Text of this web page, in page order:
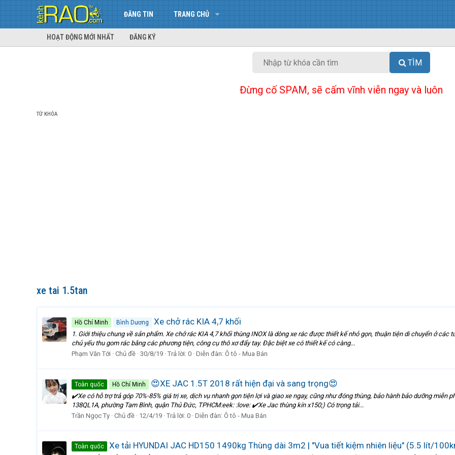
ĐĂNG TIN TRANG CHỦ
HOẠT ĐỘNG MỚI NHẤT ĐĂNG KÝ
TÌM
Đừng cố SPAM, sẽ cấm vĩnh viễn ngay và luôn
TỪ KHÓA
xe tai 1.5tan
Hồ Chí Minh Bình Dương Xe chở rác KIA 4,7 khối
1. Giới thiệu chung về sản phẩm. Xe chở rác KIA 4,7 khối thùng INOX là dòng xe rác được thiết kế nhỏ gọn, thuận tiện di chuyển ở
chủ yếu thu gom rác bằng các phương tiện, công cụ thô xơ đẩy tay. Đặc biệt xe có thiết kế có càng...
Phạm Văn Tới
Chủ đề 30/8/19 Trả lời: 0 Diễn đàn: Ô tô - Mua Bán
Toàn quốc Hồ Chí Minh 😍XE JAC 1.5T 2018 rất hiện đại và sang trọng😍
✔️Xe có hỗ trợ trả góp 70%-85% giá trị xe, dịch vụ nhanh gọn tiện lợi và giao xe ngay, cũng như đóng thùng, bảo hành bảo dưỡng
138QL1A, phường Tam Bình, quận Thủ Đức, TPHCM:eek: :love: ✔️Xe Jac thùng kín x150;) Có trọng tải...
Trần Ngọc Ty Chủ đề 12/4/19 Trả lời: 0 Diễn đàn: Ô tô - Mua Bán
Toàn quốc Xe tải HYUNDAI JAC HD150 1490kg Thùng dài 3m2 | "Vua tiết kiệm nhiên liệu" (5.5 lít/